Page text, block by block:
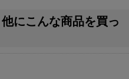
にこんな商品を買っ